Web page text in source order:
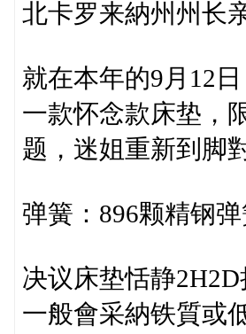
北卡罗来納州州长
就在本年的9月12
一款怀念款床垫，
题，迷姐重新到脚
弹簧：896颗精钢
决议床垫恬静
一般會采納铁質或